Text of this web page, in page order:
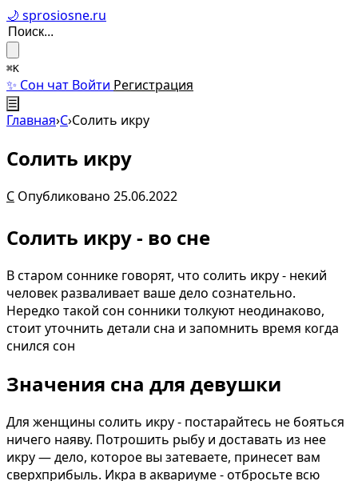
🌙 sprosiosne.ru
⌘K
✨ Сон чат Войти Регистрация
☰
Главная›С›Солить икру
Солить икру
С Опубликовано 25.06.2022
Солить икру - во сне
В старом соннике говорят, что солить икру - некий
человек разваливает ваше дело сознательно.
Нередко такой сон сонники толкуют неодинаково,
стоит уточнить детали сна и запомнить время когда
снился сон
Значения сна для девушки
Для женщины солить икру - постарайтесь не бояться
ничего наяву. Потрошить рыбу и доставать из нее
икру — дело, которое вы затеваете, принесет вам
сверхприбыль. Икра в аквариуме - отбросьте всю